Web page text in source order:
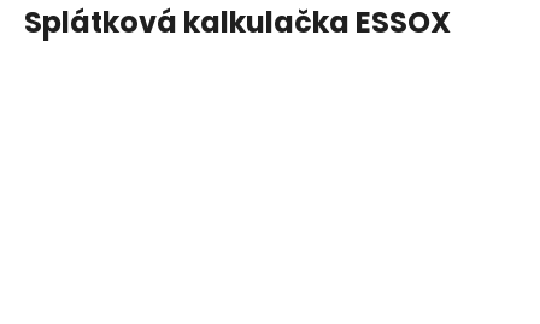
Splátková kalkulačka ESSOX